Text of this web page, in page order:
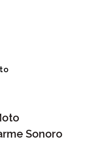
Sonoro